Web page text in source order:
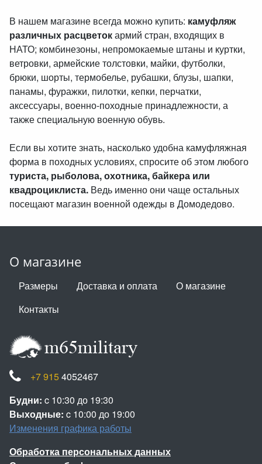
В нашем магазине всегда можно купить: камуфляж
различных расцветокармий стран, входящих в
НАТО; комбинезоны, непромокаемые штаны и куртки,
ветровки, армейские толстовки, майки, футболки,
брюки, шорты, термобелье, рубашки, блузы, шапки,
панамы, фуражки, пилотки, кепки, перчатки,
аксессуары, военно-походные принадлежности, а
также специальную военную обувь.
Если вы хотите знать, насколько удобна камуфляжная
форма в походных условиях, спросите об этом любого
туриста, рыболова, охотника, байкера или
квадроциклиста. Ведь именно они чаще остальных
посещают магазин военной одежды в Домодедово.
О магазине
Размеры Доставка и оплата
О магазине
Контакты
+7 915 4052467
Будни: c 10:30 до 19:30
Выходные: c 10:00 до 19:00
Изменения графика работы
Обработка персональных данных